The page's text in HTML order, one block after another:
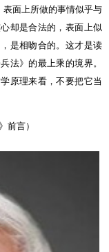
表面上所做的事情似乎与
却是合法的，表面上似
是相吻合的。这才是读
法》的最上乘的境界。
原理来看，不要把它当
前言）